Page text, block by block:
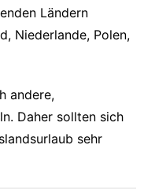
Ländern
Niederlande, Polen,
andere,
Daher sollten sich
sehr